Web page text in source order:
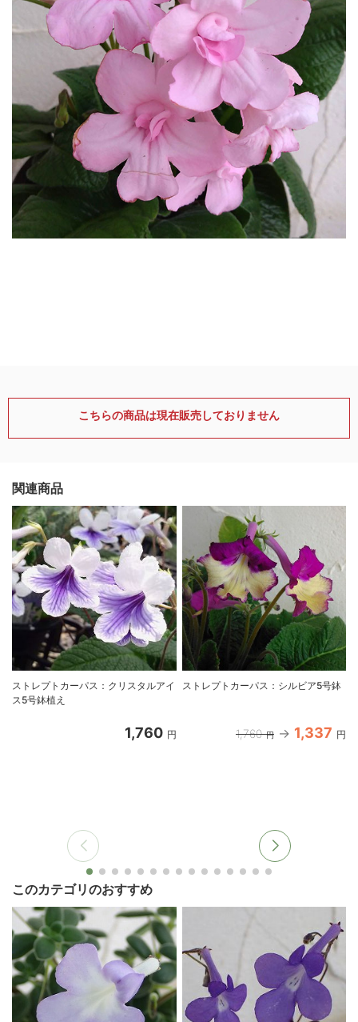
こちらの商品は現在販売しておりません
関連商品
ストレプトカーパス：クリスタルアイ
ス5号鉢植え
1,760 円
ストレプトカーパス：シルビア5号鉢
1,760 円 1,337 円
このカテゴリのおすすめ